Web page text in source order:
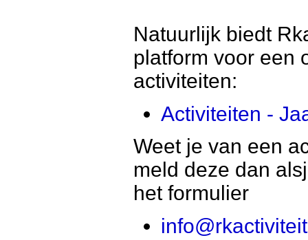
Natuurlijk biedt
platform voor een
activiteiten:
Activiteiten -
Weet je van een
meld deze dan
het formulier